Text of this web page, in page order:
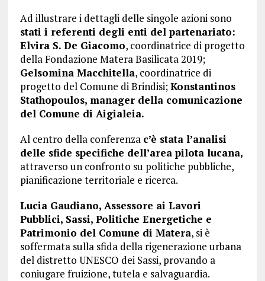
Ad illustrare i dettagli delle singole azioni sono
stati i referenti degli enti del partenariato:
Elvira S. De Giacomo, coordinatrice di progetto
della Fondazione Matera Basilicata 2019;
Gelsomina Macchitella, coordinatrice di
progetto del Comune di Brindisi;Konstantinos
Stathopoulos, manager della comunicazione
del Comune di Aigialeia.
Al centro della conferenza c’è stata l’analisi
delle sfide specifiche dell’area pilota lucana,
attraverso un confronto su politiche pubbliche,
pianificazione territoriale e ricerca.
Lucia Gaudiano, Assessore ai Lavori
Pubblici, Sassi, Politiche Energetiche e
Patrimonio del Comune di Matera, si è
soffermata sulla sfida della rigenerazione urbana
del distretto UNESCO dei Sassi, provando a
coniugare fruizione, tutela e salvaguardia.